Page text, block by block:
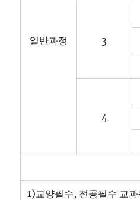
일반과정 3
4
1)교양필수, 전공필수 교